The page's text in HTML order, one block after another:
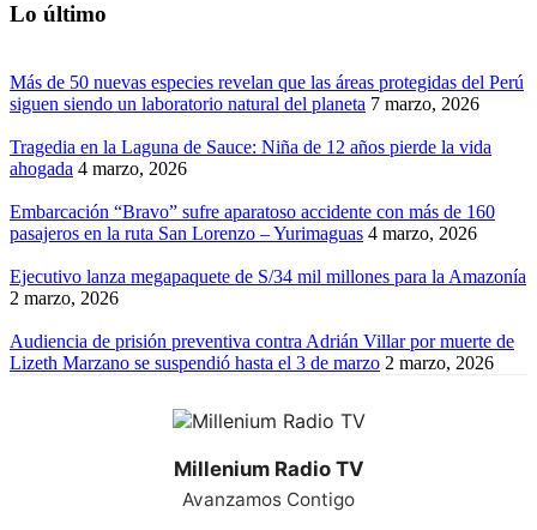
Lo último
Más de 50 nuevas especies revelan que las áreas protegidas del Perú
siguen siendo un laboratorio natural del planeta 7 marzo, 2026
Tragedia en la Laguna de Sauce: Niña de 12 años pierde la vida
ahogada 4 marzo, 2026
Embarcación “Bravo” sufre aparatoso accidente con más de 160
pasajeros en la ruta San Lorenzo – Yurimaguas 4 marzo, 2026
Ejecutivo lanza megapaquete de S/34 mil millones para la Amazonía
2 marzo, 2026
Audiencia de prisión preventiva contra Adrián Villar por muerte de
Lizeth Marzano se suspendió hasta el 3 de marzo 2 marzo, 2026
Millenium Radio TV
Avanzamos Contigo